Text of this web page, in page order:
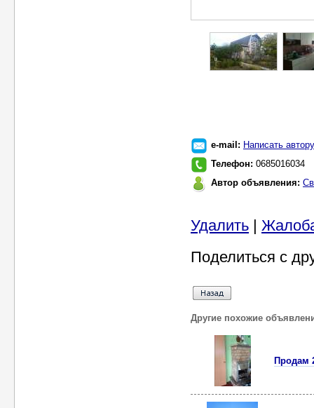
e-mail: Написать автору
Телефон: 0685016034
Автор объявления:
Удалить |
Поделиться с
Другие похожие
Продам